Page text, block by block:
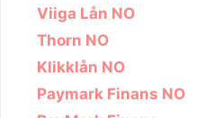
Viiga Lån NO
Thorn NO
Klikklån NO
Paymark Finans NO